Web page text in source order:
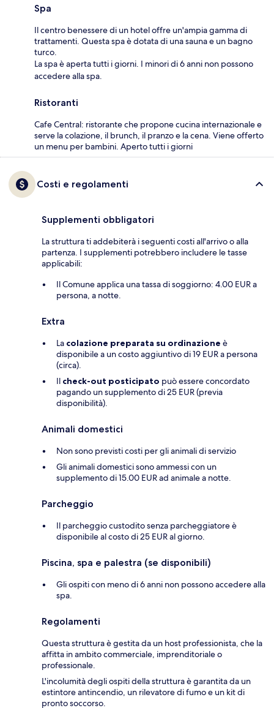
Spa
Il centro benessere di un hotel offre un'ampia gamma di
trattamenti. Questa spa è dotata di una sauna e un bagno
turco.
La spa è aperta tutti i giorni. I minori di 6 anni non possono
accedere alla spa.
Ristoranti
Cafe Central: ristorante che propone cucina internazionale e
serve la colazione, il brunch, il pranzo e la cena. Viene offerto
un menu per bambini. Aperto tutti i giorni
Costi e regolamenti
Supplementi obbligatori
La struttura ti addebiterà i seguenti costi all'arrivo o alla
partenza. I supplementi potrebbero includere le tasse
applicabili:
Il Comune applica una tassa di soggiorno: 4.00 EUR a
persona, a notte.
Extra
La colazione preparata su ordinazione è
disponibile a un costo aggiuntivo di 19 EUR a persona
(circa).
Il check-out posticipato può essere concordato
pagando un supplemento di 25 EUR (previa
disponibilità).
Animali domestici
Non sono previsti costi per gli animali di servizio
Gli animali domestici sono ammessi con un
supplemento di 15.00 EUR ad animale a notte.
Parcheggio
Il parcheggio custodito senza parcheggiatore è
disponibile al costo di 25 EUR al giorno.
Piscina, spa e palestra (se disponibili)
Gli ospiti con meno di 6 anni non possono accedere alla
spa.
Regolamenti
Questa struttura è gestita da un host professionista, che la
affitta in ambito commerciale, imprenditoriale o
professionale.
L'incolumità degli ospiti della struttura è garantita da un
estintore antincendio, un rilevatore di fumo e un kit di
pronto soccorso.